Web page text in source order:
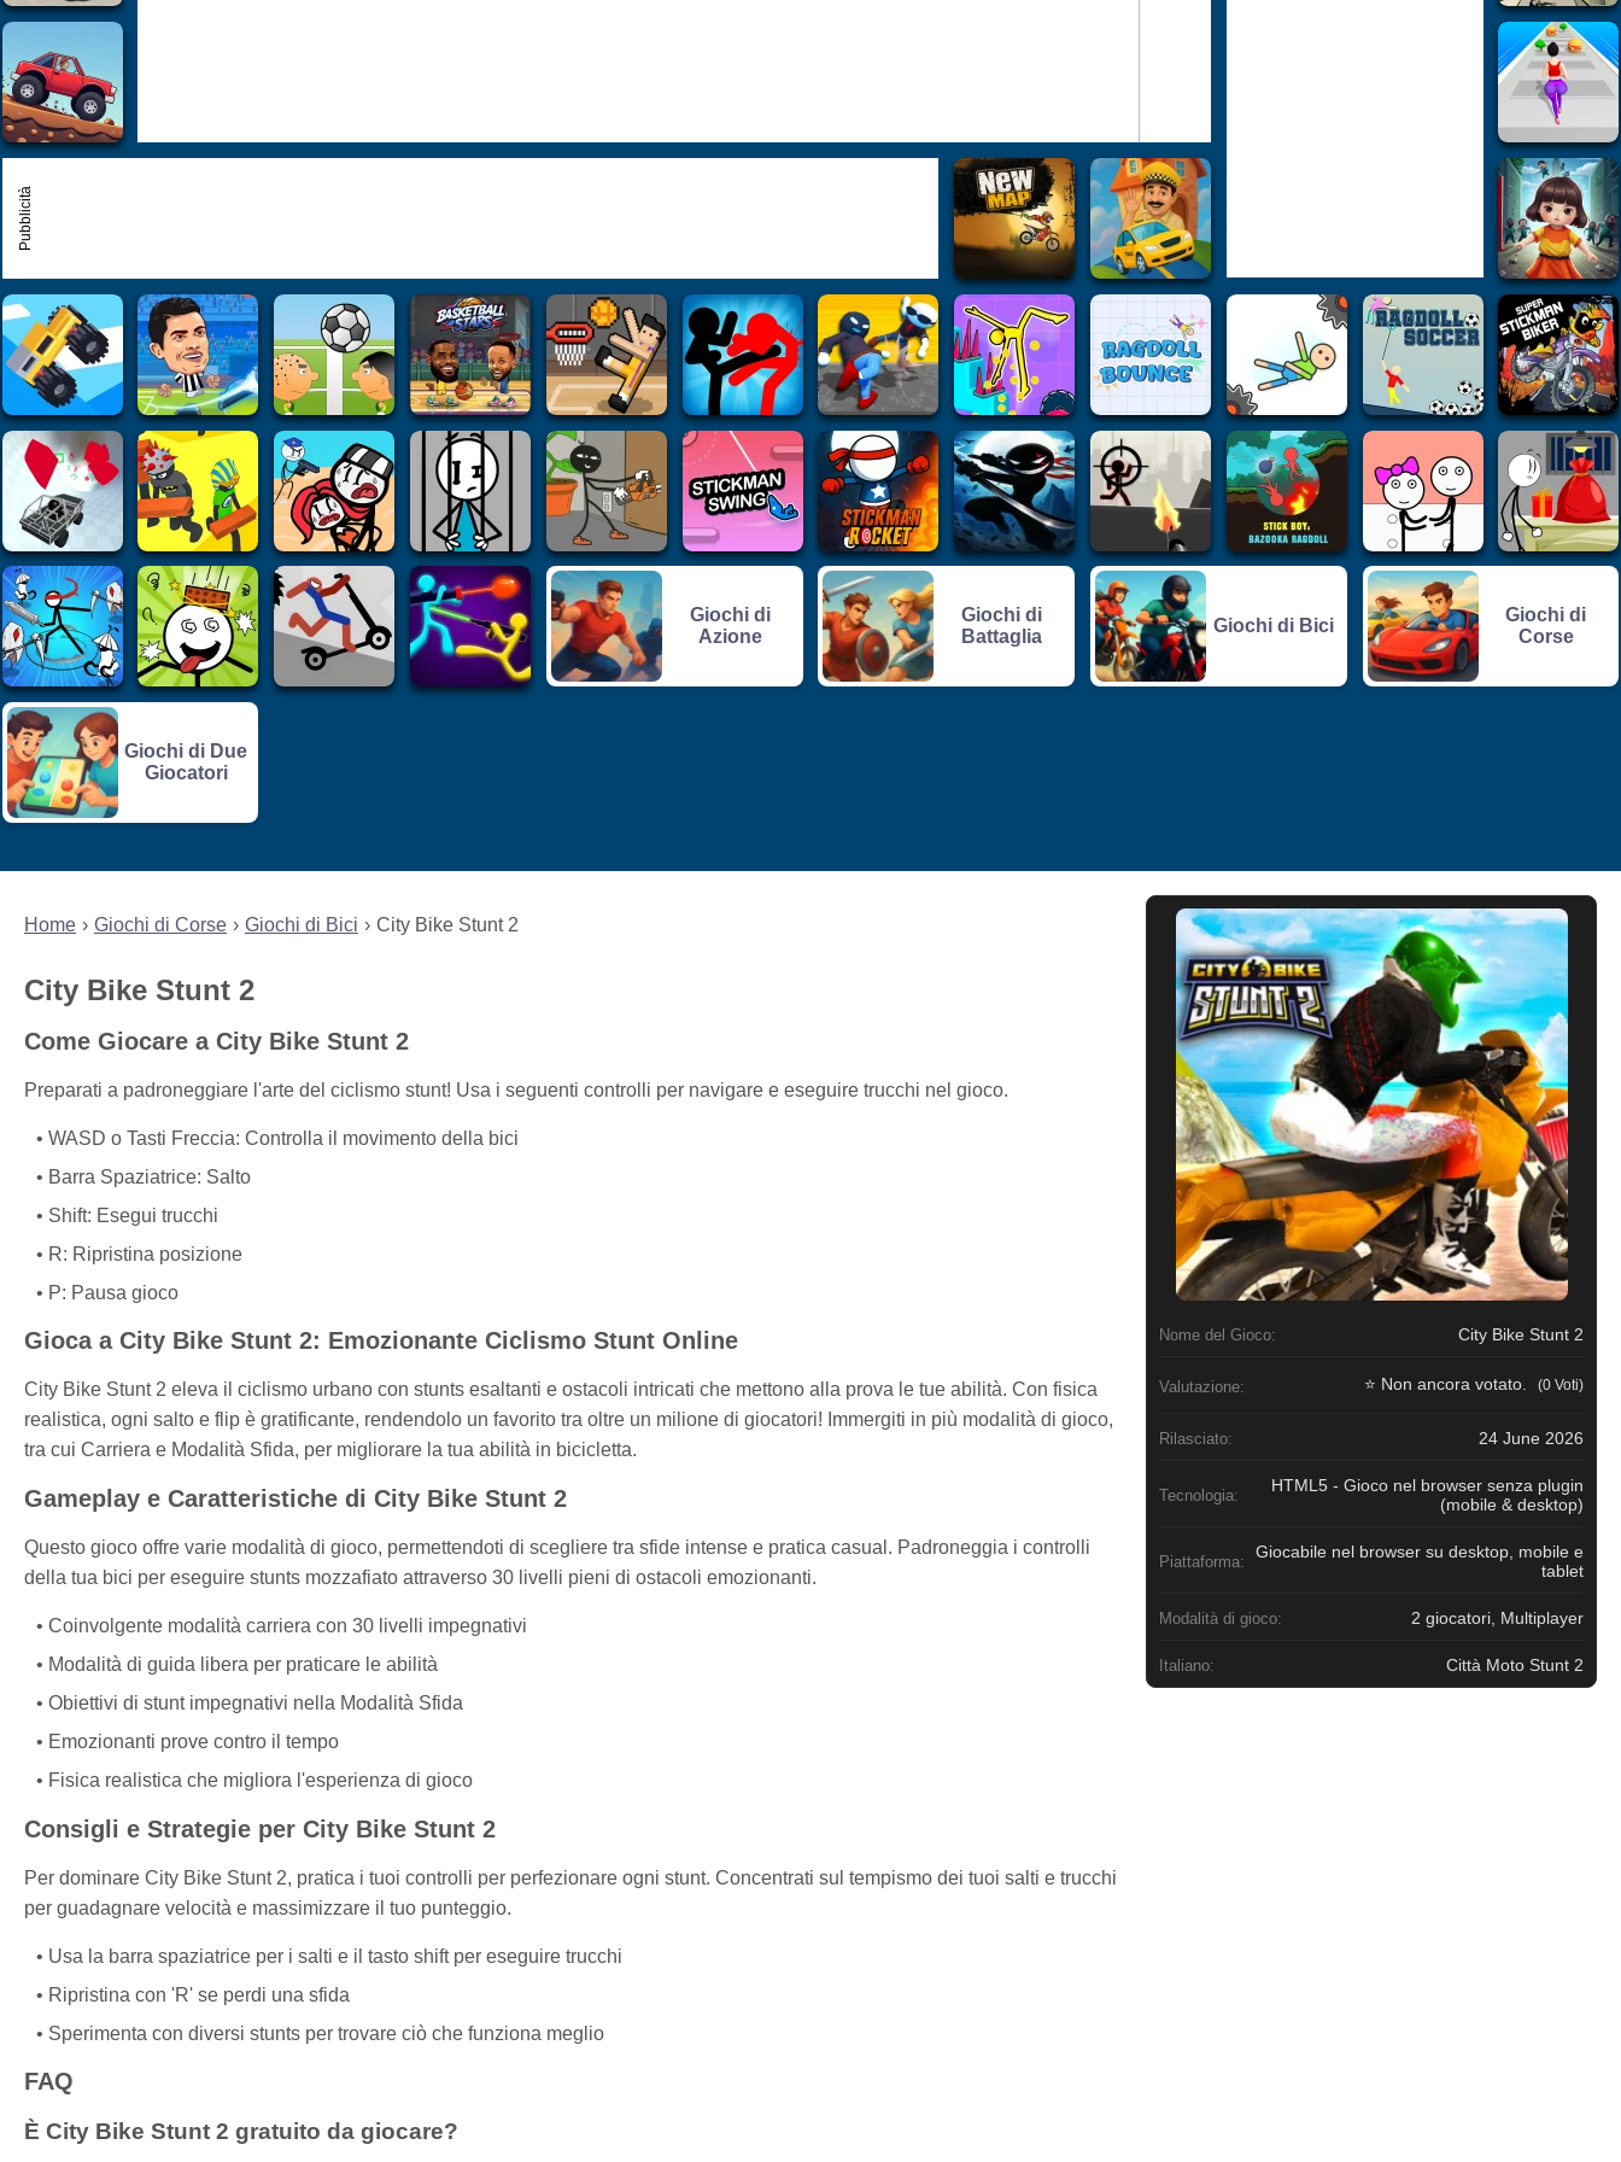
Home Giochi di Corse Giochi di Bici City Bike Stunt 2
City Bike Stunt 2
Come Giocare a City Bike Stunt 2
Preparati a padroneggiare l'arte del ciclismo stunt! Usa i seguenti controlli per navigare e eseguire trucchi nel gioco.
WASD o Tasti Freccia: Controlla il movimento della bici
Barra Spaziatrice: Salto
Shift: Esegui trucchi
R: Ripristina posizione
P: Pausa gioco
Gioca a City Bike Stunt 2: Emozionante Ciclismo Stunt Online
City Bike Stunt 2 eleva il ciclismo urbano con stunts esaltanti e ostacoli intricati che mettono alla prova le tue abilità. Con fisica
realistica, ogni salto e flip è gratificante, rendendolo un favorito tra oltre un milione di giocatori! Immergiti in più modalità di gioco,
tra cui Carriera e Modalità Sfida, per migliorare la tua abilità in bicicletta.
Gameplay e Caratteristiche di City Bike Stunt 2
Questo gioco offre varie modalità di gioco, permettendoti di scegliere tra sfide intense e pratica casual. Padroneggia i controlli
della tua bici per eseguire stunts mozzafiato attraverso 30 livelli pieni di ostacoli emozionanti.
Coinvolgente modalità carriera con 30 livelli impegnativi
Modalità di guida libera per praticare le abilità
Obiettivi di stunt impegnativi nella Modalità Sfida
Emozionanti prove contro il tempo
Fisica realistica che migliora l'esperienza di gioco
Consigli e Strategie per City Bike Stunt 2
Per dominare City Bike Stunt 2, pratica i tuoi controlli per perfezionare ogni stunt. Concentrati sul tempismo dei tuoi salti e trucchi
per guadagnare velocità e massimizzare il tuo punteggio.
Usa la barra spaziatrice per i salti e il tasto shift per eseguire trucchi
Ripristina con 'R' se perdi una sfida
Sperimenta con diversi stunts per trovare ciò che funziona meglio
FAQ
È City Bike Stunt 2 gratuito da giocare?
Nome del Gioco: City Bike Stunt 2
Valutazione: ⭐ Non ancora votato. (0 Voti)
Rilasciato: 24 June 2026
Tecnologia:
HTML5 - Gioco nel browser senza plugin
(mobile & desktop)
Piattaforma:
Giocabile nel browser su desktop, mobile e
tablet
Modalità di gioco: 2 giocatori, Multiplayer
Italiano: Città Moto Stunt 2
Pubblicità
Giochi di
Azione
Giochi di
Battaglia
Giochi di Bici
Giochi di
Corse
Giochi di Due
Giocatori